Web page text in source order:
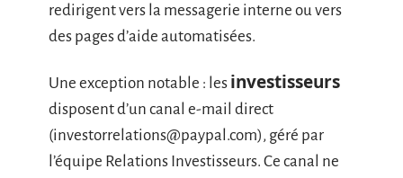
redirigent vers la messagerie interne ou vers
des pages d’aide automatisées.
Une exception notable : les investisseurs
disposent d’un canal e-mail direct
(investorrelations@paypal.com), géré par
l’équipe Relations Investisseurs. Ce canal ne